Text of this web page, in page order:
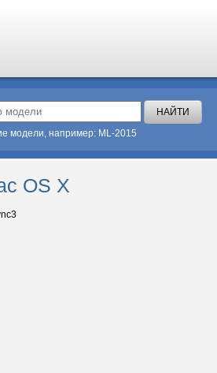
модели, например: ML-2015
OS X